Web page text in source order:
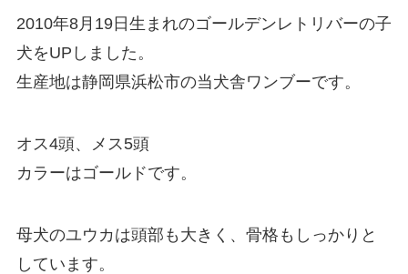
2010年8月19日生まれのゴールデンレトリバーの子
犬をUPしました。
生産地は静岡県浜松市の当犬舎ワンブーです。
オス4頭、メス5頭
カラーはゴールドです。
母犬のユウカは頭部も大きく、骨格もしっかりと
しています。